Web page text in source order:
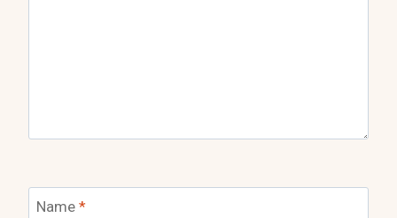
Name *